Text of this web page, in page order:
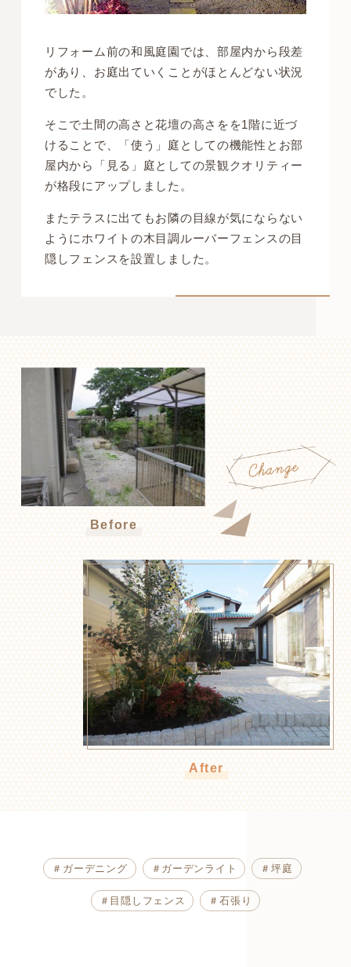
リフォーム前の和風庭園では、部屋内から段差
があり、お庭出ていくことがほとんどない状況
でした。
そこで土間の高さと花壇の高さをを1階に近づ
けることで、「使う」庭としての機能性とお部
屋内から「見る」庭としての景観クオリティー
が格段にアップしました。
またテラスに出てもお隣の目線が気にならない
ようにホワイトの木目調ルーバーフェンスの目
隠しフェンスを設置しました。
Before
After
＃ガーデニング ＃ガーデンライト ＃坪庭
＃目隠しフェンス ＃石張り